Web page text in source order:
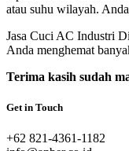
atau suhu wilayah.
Jasa Cuci AC Industri
Anda menghemat
Terima kasih sudah
Get in Touch
‎+62 821-4361-1182